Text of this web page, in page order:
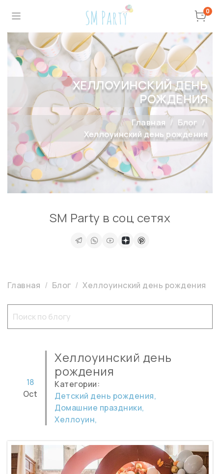
0
ХЕЛЛОУИНСКИЙ ДЕНЬ
РОЖДЕНИЯ
Главная
Блог
Хеллоуинский день рождения
Главная Блог Хеллоуинский день рождения
Хеллоуинский день
рождения
18
Oct
Категории:
Детский день рождения,
Домашние праздники,
Хеллоуин,
SM Party в соц сетях